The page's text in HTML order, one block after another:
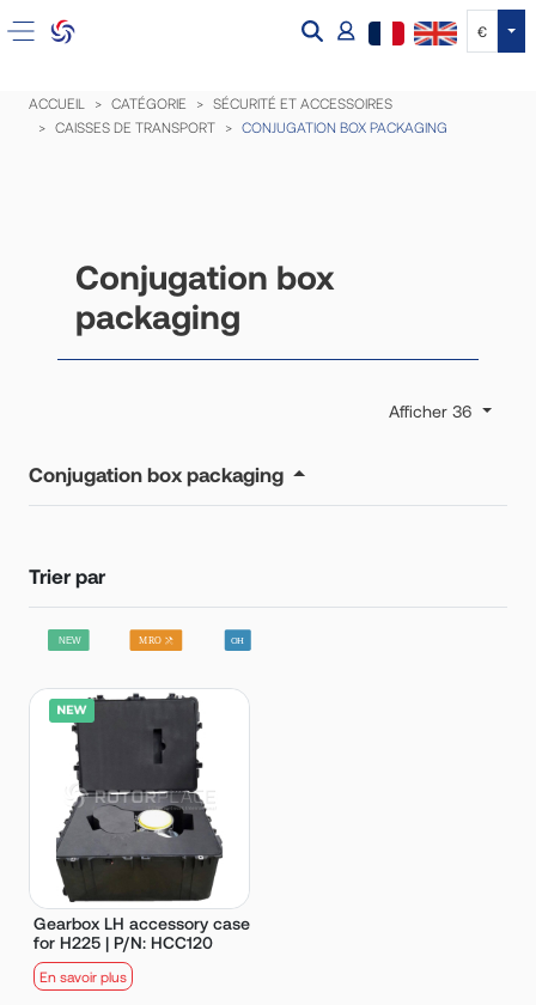
€
ACCUEIL CATÉGORIE
SÉCURITÉ ET ACCESSOIRES
CAISSES DE TRANSPORT
CONJUGATION BOX PACKAGING
Conjugation box
packaging
Afficher 36
Conjugation box packaging
Trier par
Gearbox LH accessory case
for H225 | P/N: HCC120
En savoir plus